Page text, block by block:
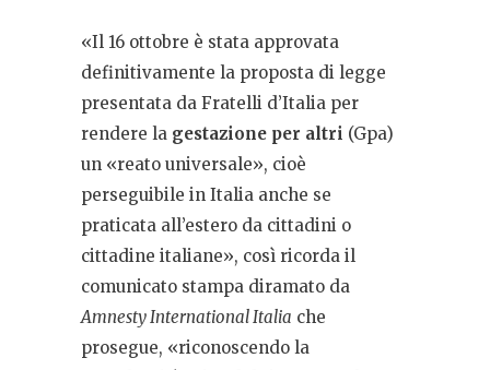
«Il 16 ottobre è stata approvata
definitivamente la proposta di legge
presentata da Fratelli d’Italia per
rendere la gestazione per altri (Gpa)
un «reato universale», cioè
perseguibile in Italia anche se
praticata all’estero da cittadini o
cittadine italiane», così ricorda il
comunicato stampa diramato da
Amnesty International Italia che
prosegue, «riconoscendo la